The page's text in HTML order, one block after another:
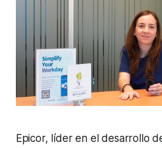
Epicor, líder en el desarrollo